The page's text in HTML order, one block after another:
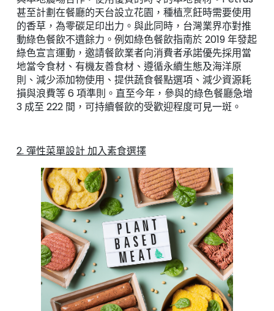
甚至計劃在餐廳的天台設立花園，種植烹飪時需要使用
的香草，為零碳足印出力。與此同時，台灣業界亦對推
動綠色餐飲不遺餘力。例如綠色餐飲指南於 2019 年發起
綠色宣言運動，邀請餐飲業者向消費者承諾優先採用當
地當令食材、有機友善食材、遵循永續生態及海洋原
則、減少添加物使用、提供蔬食餐點選項、減少資源耗
損與浪費等 6 項準則。直至今年，參與的綠色餐廳急增
3 成至 222 間，可持續餐飲的受歡迎程度可見一斑。
2. 彈性菜單設計 加入素食選擇